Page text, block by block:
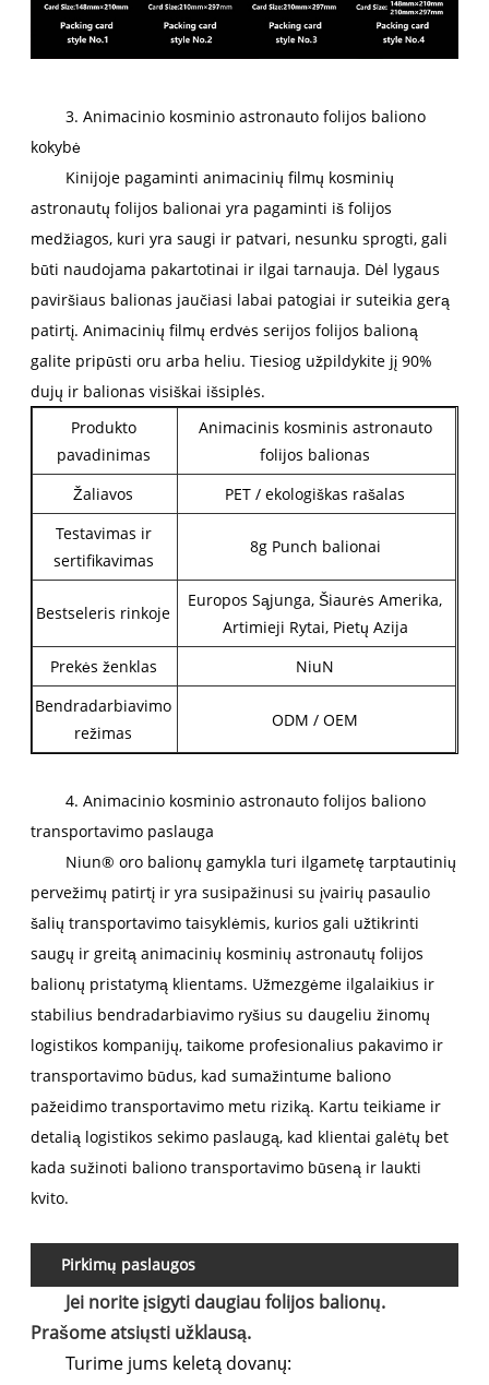
3. Animacinio kosminio astronauto folijos baliono
kokybė
Kinijoje pagaminti animacinių filmų kosminių
astronautų folijos balionai yra pagaminti iš folijos
medžiagos, kuri yra saugi ir patvari, nesunku sprogti, gali
būti naudojama pakartotinai ir ilgai tarnauja. Dėl lygaus
paviršiaus balionas jaučiasi labai patogiai ir suteikia gerą
patirtį. Animacinių filmų erdvės serijos folijos balioną
galite pripūsti oru arba heliu. Tiesiog užpildykite jį 90%
dujų ir balionas visiškai išsiplės.
Produkto
pavadinimas
Animacinis kosminis astronauto
folijos balionas
Žaliavos
PET / ekologiškas rašalas
Testavimas ir
sertifikavimas
8g Punch balionai
Bestseleris rinkoje
Europos Sąjunga, Šiaurės Amerika,
Artimieji Rytai, Pietų Azija
Prekės ženklas
NiuN
Bendradarbiavimo
režimas
ODM / OEM
4. Animacinio kosminio astronauto folijos baliono
transportavimo paslauga
Niun® oro balionų gamykla turi ilgametę tarptautinių
pervežimų patirtį ir yra susipažinusi su įvairių pasaulio
šalių transportavimo taisyklėmis, kurios gali užtikrinti
saugų ir greitą animacinių kosminių astronautų folijos
balionų pristatymą klientams. Užmezgėme ilgalaikius ir
stabilius bendradarbiavimo ryšius su daugeliu žinomų
logistikos kompanijų, taikome profesionalius pakavimo ir
transportavimo būdus, kad sumažintume baliono
pažeidimo transportavimo metu riziką. Kartu teikiame ir
detalią logistikos sekimo paslaugą, kad klientai galėtų bet
kada sužinoti baliono transportavimo būseną ir laukti
kvito.
Pirkimų paslaugos
Jei norite įsigyti daugiau folijos balionų.
Prašome atsiųsti užklausą.
Turime jums keletą dovanų: